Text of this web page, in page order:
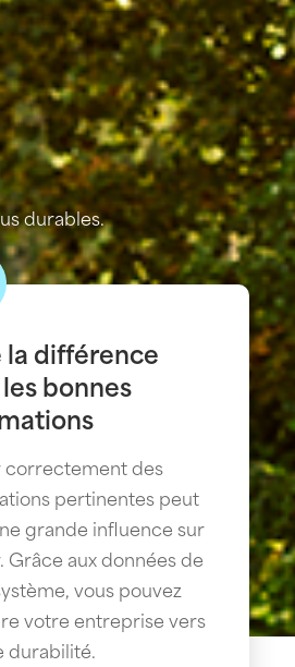
durables.
la différence
bonnes
correctement des
pertinentes peut
grande influence sur
Grâce aux données de
vous pouvez
votre entreprise vers
durabilité.